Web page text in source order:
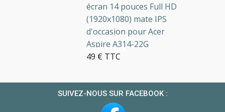
2 en stock
écran 14 pouces Full HD
(1920x1080) mate IPS
d'occasion pour Acer
Aspire A314-22G
49 € TTC
SUIVEZ-NOUS SUR FACEBOOK :